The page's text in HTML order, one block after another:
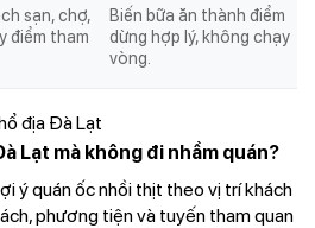
sạn, chợ,
điểm tham
Biến bữa ăn thành điểm
dừng hợp lý, không chạy
vòng.
địa Đà Lạt
Lạt mà không đi nhầm quán?
ý quán ốc nhồi thịt theo vị trí khách
phương tiện và tuyến tham quan